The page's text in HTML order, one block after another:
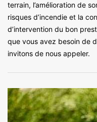
terrain, l’amélioration de
risques d’incendie et la
d’intervention du bon
que vous avez besoin de
invitons de nous appeler.